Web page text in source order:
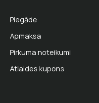
Piegāde
Apmaksa
Pirkuma noteikumi
Atlaides kupons